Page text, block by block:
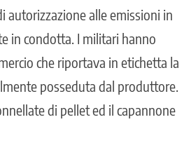
autorizzazione alle emissioni in
in condotta. I militari hanno
che riportava in etichetta la
posseduta dal produttore.
di pellet ed il capannone